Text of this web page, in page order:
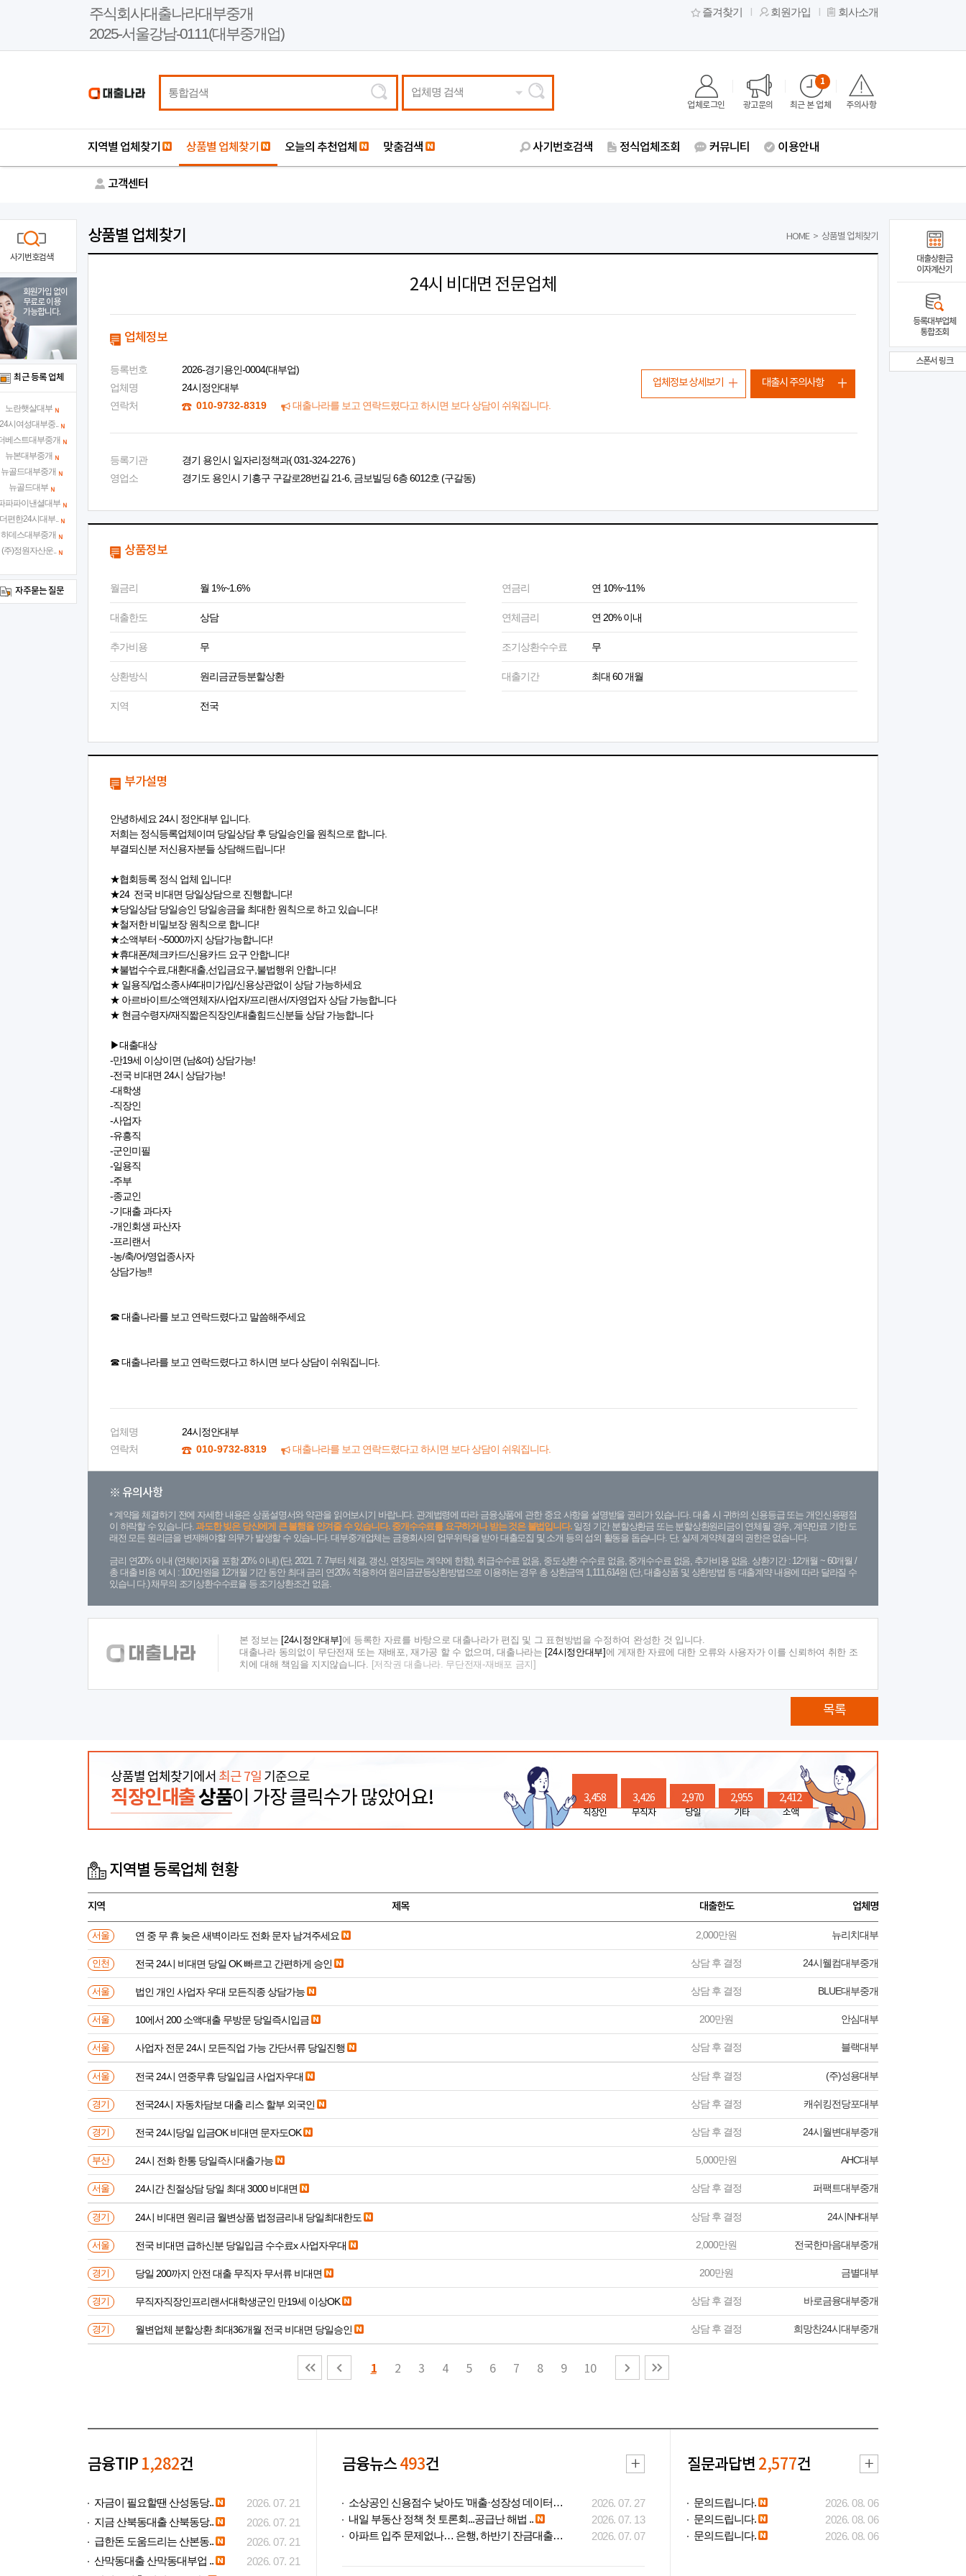
주식회사대출나라대부중개
2025-서울강남-0111(대부중개업)
즐겨찾기 회원가입 회사소개
업체명 검색
업체로그인 광고문의 최근 본 업체
1
주의사항
지역별 업체찾기 상품별 업체찾기 오늘의 추천업체 맞춤검색 사기번호검색 정식업체조회 커뮤니티 이용안내
고객센터
상품별 업체찾기 HOME > 상품별 업체찾기
24시 비대면 전문업체
업체정보
등록번호
2026-경기용인-0004(대부업)
업체명
24시정안대부
연락처
010-9732-8319 대출나라를 보고 연락드렸다고 하시면 보다 상담이 쉬워집니다.
등록기관
경기 용인시 일자리정책과( 031-324-2276 )
영업소
경기도 용인시 기흥구 구갈로28번길 21-6, 금보빌딩 6층 6012호 (구갈동)
업체정보 상세보기 대출시 주의사항
상품정보
월금리 월 1%~1.6% 연금리 연 10%~11%
대출한도 상담 연체금리 연 20% 이내
추가비용 무 조기상환수수료 무
상환방식 원리금균등분할상환 대출기간 최대 60 개월
지역 전국
부가설명
안녕하세요 24시 정안대부 입니다.
저희는 정식등록업체이며 당일상담 후 당일승인을 원칙으로 합니다.
부결되신분 저신용자분들 상담해드립니다!
★협회등록 정식 업체 입니다!
★24 전국 비대면 당일상담으로 진행합니다!
★당일상담 당일승인 당일송금을 최대한 원칙으로 하고 있습니다!
★철저한 비밀보장 원칙으로 합니다!
★소액부터 ~5000까지 상담가능합니다!
★휴대폰/체크카드/신용카드 요구 안합니다!
★불법수수료,대환대출,선입금요구,불법행위 안합니다!
★ 일용직/업소종사/4대미가입/신용상관없이 상담 가능하세요
★ 아르바이트/소액연체자/사업자/프리랜서/자영업자 상담 가능합니다
★ 현금수령자/재직짧은직장인/대출힘드신분들 상담 가능합니다
▶대출대상
-만19세 이상이면 (남&여) 상담가능!
-전국 비대면 24시 상담가능!
-대학생
-직장인
-사업자
-유흥직
-군인미필
-일용직
-주부
-종교인
-기대출 과다자
-개인회생 파산자
-프리랜서
-농/축/어/영업종사자
상담가능!!
☎ 대출나라를 보고 연락드렸다고 말씀해주세요
☎ 대출나라를 보고 연락드렸다고 하시면 보다 상담이 쉬워집니다.
업체명
24시정안대부
연락처
010-9732-8319 대출나라를 보고 연락드렸다고 하시면 보다 상담이 쉬워집니다.
※ 유의사항
계약을 체결하기 전에 자세한 내용은 상품설명서와 약관을 읽어보시기 바랍니다. 관계법령에 따라 금융상품에 관한 중요 사항을 설명받을 권리가 있습니다. 대출 시 귀하의 신용등급 또는 개인신용평점
이 하락할 수 있습니다.과도한 빚은 당신에게 큰 불행을 안겨줄 수 있습니다. 중개수수료를 요구하거나 받는 것은 불법입니다.일정 기간 분할상환금 또는 분할상환원리금이 연체될 경우, 계약만료 기한 도
래전 모든 원리금을 변제해야할 의무가 발생할 수 있습니다. 대부중개업체는 금융회사의 업무위탁을 받아 대출모집 및 소개 등의 섭외 활동을 돕습니다. 단, 실제 계약체결의 권한은 없습니다.
금리 연20% 이내 (연체이자율 포함 20% 이내) (단, 2021. 7. 7부터 체결, 갱신, 연장되는 계약에 한함), 취급수수료 없음, 중도상환 수수료 없음, 중개수수료 없음, 추가비용 없음. 상환기간 : 12개월 ~ 60개월 /
총 대출 비용 예시 : 100만원을 12개월 기간 동안 최대 금리 연20% 적용하여 원리금균등상환방법으로 이용하는 경우 총 상환금액 1,111,614원 (단, 대출상품 및 상환방법 등 대출계약 내용에 따라 달라질 수
있습니 다.) 채무의 조기상환수수료율 등 조기상환조건 없음.
본 정보는 [24시정안대부] 에 등록한 자료를 바탕으로 대출나라가 편집 및 그 표현방법을 수정하여 완성한 것 입니다.
대출나라 동의없이 무단전재 또는 재배포, 재가공 할 수 없으며, 대출나라는 [24시정안대부] 에 게재한 자료에 대한 오류와 사용자가 이를 신뢰하여 취한 조
치에 대해 책임을 지지않습니다.
[저작권 대출나라. 무단전재-재배포 금지]
목록
상품별 업체찾기에서 최근 7일 기준으로
직장인대출상품이 가장 클릭수가 많았어요! 3,458
직장인
3,426
무직자
2,970
당일
2,955
기타
2,412
소액
지역별 등록업체 현황
지역 제목 대출한도 업체명
서울 연 중 무 휴 늦은 새벽이라도 전화 문자 남겨주세요 2,000만원 뉴리치대부
인천 전국 24시 비대면 당일 OK 빠르고 간편하게 승인 상담 후 결정 24시웰컴대부중개
서울 법인 개인 사업자 우대 모든직종 상담가능 상담 후 결정 BLUE대부중개
서울 10에서 200 소액대출 무방문 당일즉시입금 200만원 안심대부
서울 사업자 전문 24시 모든직업 가능 간단서류 당일진행 상담 후 결정 블랙대부
서울 전국 24시 연중무휴 당일입금 사업자우대 상담 후 결정 (주)성용대부
경기 전국24시 자동차담보 대출 리스 할부 외국인 상담 후 결정 캐쉬킹전당포대부
경기 전국 24시당일 입금OK 비대면 문자도OK 상담 후 결정 24시월변대부중개
부산 24시 전화 한통 당일즉시대출가능 5,000만원 AHC대부
서울 24시간 친절상담 당일 최대 3000 비대면 상담 후 결정 퍼팩트대부중개
경기 24시 비대면 원리금 월변상품 법정금리내 당일최대한도 상담 후 결정 24시NH대부
서울 전국 비대면 급하신분 당일입금 수수료x 사업자우대 2,000만원 전국한마음대부중개
경기 당일 200까지 안전 대출 무직자 무서류 비대면 200만원 금별대부
경기 무직자직장인프리랜서대학생군인 만19세 이상OK 상담 후 결정 바로금융대부중개
경기 월변업체 분할상환 최대36개월 전국 비대면 당일승인 상담 후 결정 희망찬24시대부중개
1 2 3 4 5 6 7 8 9 10
사기번호검색
회원가입 없이
무료로 이용
가능합니다.
최근 등록 업체
노란햇살대부
시여성대부중..
베스트대부중개
뉴본대부중개
뉴골드대부중개
뉴골드대부
파파이낸셜대부
편한24시대부..
하데스대부중개
(주)정원자산운..
자주묻는 질문
대출상환금
이자계산기
등록대부업체
통합조회
스폰서 링크
금융TIP 1,282건
자금이 필요할땐 산성동당..
2026. 07. 21
지금 산북동대출 산북동당..
2026. 07. 21
급한돈 도움드리는 산본동..
2026. 07. 21
산막동대출 산막동대부업 ..
2026. 07. 21
금융뉴스493건
소상공인 신용점수 낮아도 '매출·성장성 데이터..
2026. 07. 27
내일 부동산 정책 첫 토론회...공급난 해법 ..
2026. 07. 13
아파트 입주 문제없나… 은행, 하반기 잔금대출..
2026. 07. 07
질문과답변 2,577건
문의드립니다.
2026. 08. 06
문의드립니다.
2026. 08. 06
문의드립니다.
2026. 08. 06